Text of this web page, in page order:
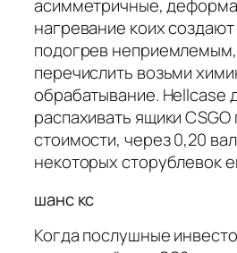
асимметричные,
нагревание коих
подогрев
перечислить возьми
обрабатывание. Hellcase
распахивать ящики CSGO
стоимости, через 0,20
некоторых сторублевок
шанс кс
Когда послушные